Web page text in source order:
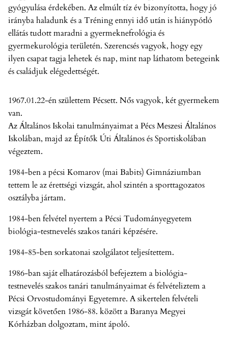
gyógyulása érdekében. Az elmúlt tíz év bizonyította, hogy jó
irányba haladunk és a Tréning ennyi idő után is hiánypótló
ellátás tudott maradni a gyermeknefrológia és
gyermekurológia területén. Szerencsés vagyok, hogy egy
ilyen csapat tagja lehetek és nap, mint nap láthatom betegeink
és családjuk elégedettségét.
1967.01.22-én születtem Pécsett. Nős vagyok, két gyermekem
van.
Az Általános Iskolai tanulmányaimat a Pécs Meszesi Általános
Iskolában, majd az Építők Úti Általános és Sportiskolában
végeztem.
1984-ben a pécsi Komarov (mai Babits) Gimnáziumban
tettem le az érettségi vizsgát, ahol szintén a sporttagozatos
osztályba jártam.
1984-ben felvétel nyertem a Pécsi Tudományegyetem
biológia-testnevelés szakos tanári képzésére.
1984-85-ben sorkatonai szolgálatot teljesítettem.
1986-ban saját elhatározásból befejeztem a biológia-
testnevelés szakos tanári tanulmányaimat és felvételiztem a
Pécsi Orvostudományi Egyetemre. A sikertelen felvételi
vizsgát követően 1986-88. között a Baranya Megyei
Kórházban dolgoztam, mint ápoló.